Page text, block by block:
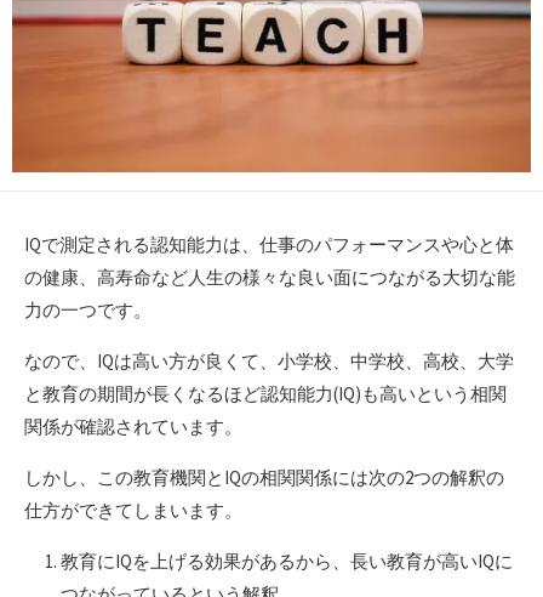
IQで測定される認知能力は、仕事のパフォーマンスや心と体
の健康、高寿命など人生の様々な良い面につながる大切な能
力の一つです。
なので、IQは高い方が良くて、小学校、中学校、高校、大学
と教育の期間が長くなるほど認知能力(IQ)も高いという相関
関係が確認されています。
しかし、この教育機関とIQの相関関係には次の2つの解釈の
仕方ができてしまいます。
教育にIQを上げる効果があるから、長い教育が高いIQに